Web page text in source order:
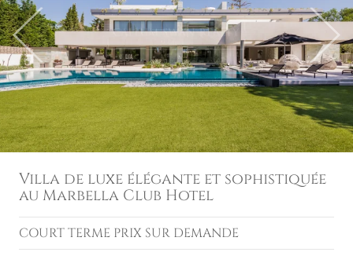
Previous Next
Villa de luxe élégante et sophistiquée
au Marbella Club Hotel
COURT TERME PRIX SUR DEMANDE